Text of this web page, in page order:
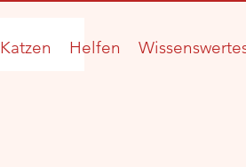
Katzen Helfen